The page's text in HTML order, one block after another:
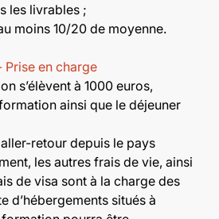
les livrables ;
moins 10/20 de moyenne.
Prise en charge
s’élèvent à 1000 euros,
ainsi que le déjeuner
retour depuis le pays
les autres frais de vie, ainsi
de visa sont à la charge des
d’hébergements situés à